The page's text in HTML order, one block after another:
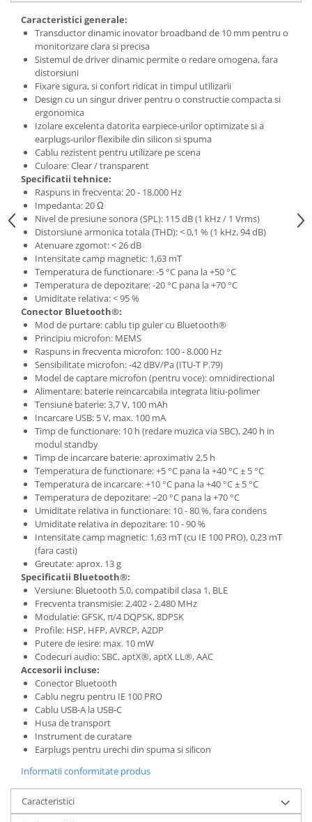
Recordere portabile
Sintetizatoare
Standuri si stative de monitoare
Subwoofere de studio
Tratament acustic
Lumini si efecte
Accesorii pentru lumini
Bare Led
Cabluri de Alimentare
Case-uri de lumini
Comenzi si controllere
Ecrane LED
Efecte de lumini
Lasere
Masini de fum si ceata
Mixere DMX
Moving Head-uri
Par Led si Pinspot
Proiectoare
Scene şi Ring-uri de Dans
Stative si schela lumini
Instrumente Muzicale
Chitare si bass
Claviaturi
Instrumente cu arcus
Instrumente de percutie
Instrumente de suflat
Instrumente si jucarii pentru copii
Instrumente traditionale
Tobe
Accesorii DJ
Accesorii Pick-up si Vinyl
Case-uri DJ
CD Playere DJ
Console DJ
Controllere MIDI - USB DAW
Genti pentru DJ
Mixere DJ
Platane DJ
Samplere si controllere
Cabluri adaptoare, cabluri Y
Caracteristici generale:
Transductor dinamic inovator broadband de 10 mm pentru o
monitorizare clara si precisa
Sistemul de driver dinamic permite o redare omogena, fara
distorsiuni
Fixare sigura, si confort ridicat in timpul utilizarii
Design cu un singur driver pentru o constructie compacta si
ergonomica
Izolare excelenta datorita earpiece-urilor optimizate si a
earplugs-urilor flexibile din silicon si spuma
Cablu rezistent pentru utilizare pe scena
Culoare: Clear / transparent
Specificatii tehnice:
Raspuns in frecventa: 20 - 18.000 Hz
Impedanta: 20 Ω
Nivel de presiune sonora (SPL): 115 dB (1 kHz / 1 Vrms)
Distorsiune armonica totala (THD): < 0,1 % (1 kHz, 94 dB)
Atenuare zgomot: < 26 dB
Intensitate camp magnetic: 1,63 mT
Temperatura de functionare: -5 °C pana la +50 °C
Temperatura de depozitare: -20 °C pana la +70 °C
Umiditate relativa: < 95 %
Conector Bluetooth®:
Mod de purtare: cablu tip guler cu Bluetooth®
Principiu microfon: MEMS
Raspuns in frecventa microfon: 100 - 8.000 Hz
Sensibilitate microfon: -42 dBV/Pa (ITU-T P.79)
Model de captare microfon (pentru voce): omnidirectional
Alimentare: baterie reincarcabila integrata litiu-polimer
Tensiune baterie: 3,7 V, 100 mAh
Incarcare USB: 5 V, max. 100 mA
Timp de functionare: 10 h (redare muzica via SBC), 240 h in
modul standby
Timp de incarcare baterie: aproximativ 2,5 h
Temperatura de functionare: +5 °C pana la +40 °C ± 5 °C
Temperatura de incarcare: +10 °C pana la +40 °C ± 5 °C
Temperatura de depozitare: –20 °C pana la +70 °C
Umiditate relativa in functionare: 10 - 80 %, fara condens
Umiditate relativa in depozitare: 10 - 90 %
Intensitate camp magnetic: 1,63 mT (cu IE 100 PRO), 0,23 mT
(fara casti)
Greutate: aprox. 13 g
Specificatii Bluetooth®:
Versiune: Bluetooth 5.0, compatibil clasa 1, BLE
Frecventa transmisie: 2.402 - 2.480 MHz
Modulatie: GFSK, π/4 DQPSK, 8DPSK
Profile: HSP, HFP, AVRCP, A2DP
Putere de iesire: max. 10 mW
Codecuri audio: SBC, aptX®, aptX LL®, AAC
Accesorii incluse:
Conector Bluetooth
Cablu negru pentru IE 100 PRO
Cablu USB-A la USB-C
Husa de transport
Instrument de curatare
Earplugs pentru urechi din spuma si silicon
Informatii conformitate produs
Caracteristici